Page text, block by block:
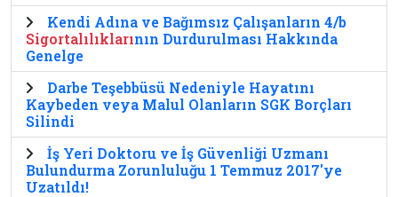
Kendi Adına ve Bağımsız Çalışanların 4/b
Sigortalılıklarının Durdurulması Hakkında
Genelge
Darbe Teşebbüsü Nedeniyle Hayatını
Kaybeden veya Malul Olanların SGK Borçları
Silindi
İş Yeri Doktoru ve İş Güvenliği Uzmanı
Bulundurma Zorunluluğu 1 Temmuz 2017'ye
Uzatıldı!